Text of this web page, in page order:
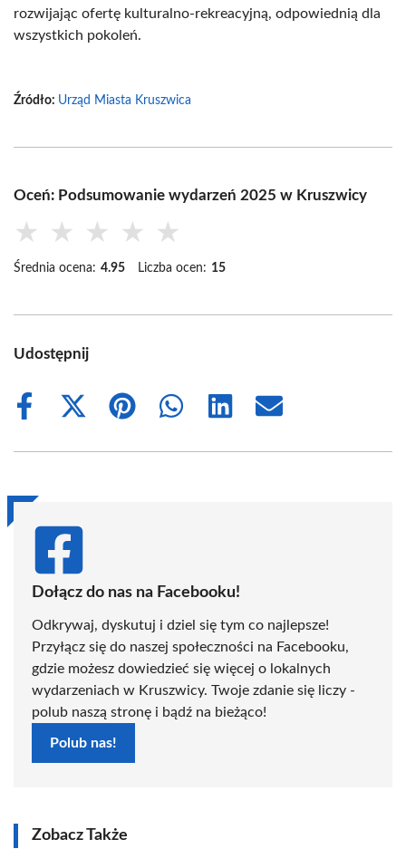
rozwijając ofertę kulturalno-rekreacyjną, odpowiednią dla
wszystkich pokoleń.
Źródło: Urząd Miasta Kruszwica
Oceń: Podsumowanie wydarzeń 2025 w Kruszwicy
★ ★ ★ ★ ★
Średnia ocena: 4.95 Liczba ocen: 15
Udostępnij
Share
Share
(Twitter)
Share
Share
Share
Share
Dołącz do nas na Facebooku!
Odkrywaj, dyskutuj i dziel się tym co najlepsze!
Przyłącz się do naszej społeczności na Facebooku,
gdzie możesz dowiedzieć się więcej o lokalnych
wydarzeniach w Kruszwicy. Twoje zdanie się liczy -
polub naszą stronę i bądź na bieżąco!
Polub nas!
Zobacz Także